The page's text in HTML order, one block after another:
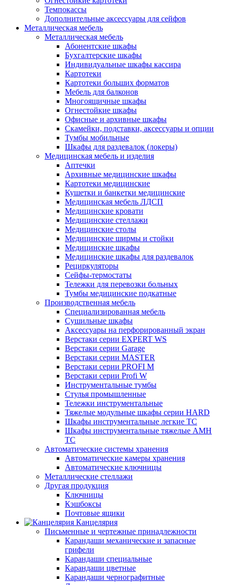
Темпокассы
Дополнительные аксессуары для сейфов
Металлическая мебель
Металлическая мебель
Абонентские шкафы
Бухгалтерские шкафы
Индивидуальные шкафы кассира
Картотеки
Картотеки больших форматов
Мебель для балконов
Многоящичные шкафы
Огнестойкие шкафы
Офисные и архивные шкафы
Скамейки, подставки, аксессуары и опции
Тумбы мобильные
Шкафы для раздевалок (локеры)
Медицинская мебель и изделия
Аптечки
Архивные медицинские шкафы
Картотеки медицинские
Кушетки и банкетки медицинские
Медицинская мебель ЛДСП
Медицинские кровати
Медицинские стеллажи
Медицинские столы
Медицинские ширмы и стойки
Медицинские шкафы
Медицинские шкафы для раздевалок
Рециркуляторы
Сейфы-термостаты
Тележки для перевозки больных
Тумбы медицинские подкатные
Производственная мебель
Cпециализированная мебель
Cушильные шкафы
Аксессуары на перфорированный экран
Верстаки серии EXPERT WS
Верстаки серии Garage
Верстаки серии MASTER
Верстаки серии PROFI M
Верстаки серии Profi W
Инструментальные тумбы
Стулья промышленные
Тележки инструментальные
Тяжелые модульные шкафы серии HARD
Шкафы инструментальные легкие ТС
Шкафы инструментальные тяжелые AMH
TC
Автоматические системы хранения
Автоматические камеры хранения
Автоматические ключницы
Металлические стеллажи
Другая продукция
Ключницы
Кэшбоксы
Почтовые ящики
Канцелярия
Письменные и чертежные принадлежности
Карандаши механические и запасные
грифели
Карандаши специальные
Карандаши цветные
Карандаши чернографитные